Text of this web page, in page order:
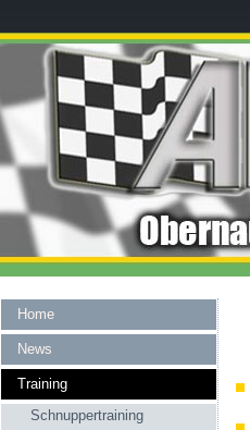
Home
News
Training
Schnuppertraining